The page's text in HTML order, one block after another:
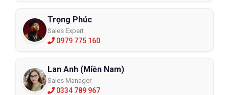
Trọng Phúc
Sales Expert
0979 775 160
Lan Anh (Miền Nam)
Sales Manager
0334 789 967